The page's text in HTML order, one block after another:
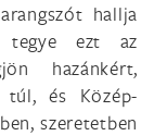
hallja
tegye ezt az
hazánkért,
túl, és Közép-
szeretetben